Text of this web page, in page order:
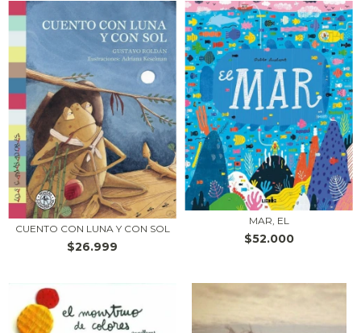
CUENTO CON LUNA Y CON SOL
$26.999
MAR, EL
$52.000